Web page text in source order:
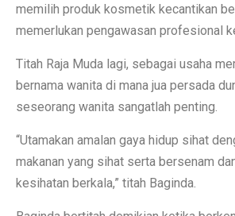
memilih produk kosmetik kecantikan
memerlukan pengawasan profesional
Titah Raja Muda lagi, sebagai usaha
bernama wanita di mana jua persada
seseorang wanita sangatlah penting.
“Utamakan amalan gaya hidup sihat
makanan yang sihat serta bersenam
kesihatan berkala,” titah Baginda.